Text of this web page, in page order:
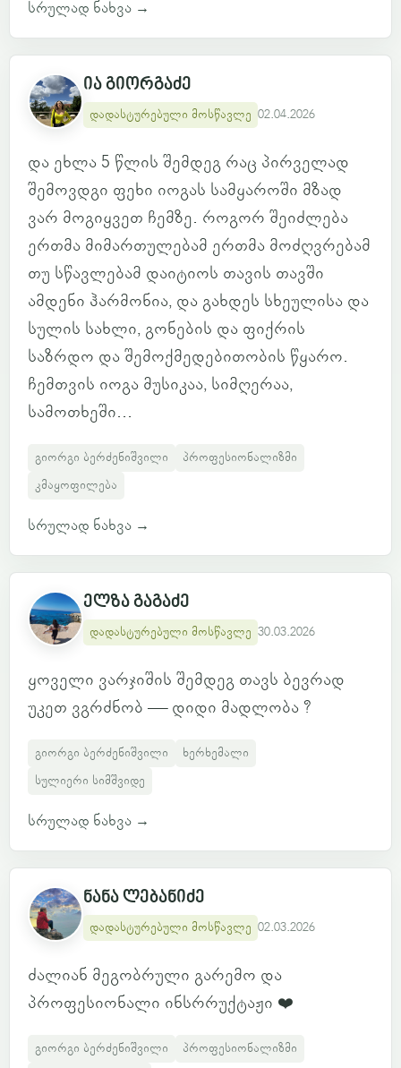
სრულად ნახვა →
ია გიორგაძე
დადასტურებული მოსწავლე 02.04.2026
და ეხლა 5 წლის შემდეგ რაც პირველად
შემოვდგი ფეხი იოგას სამყაროში მზად
ვარ მოგიყვეთ ჩემზე. როგორ შეიძლება
ერთმა მიმართულებამ ერთმა მოძღვრებამ
თუ სწავლებამ დაიტიოს თავის თავში
ამდენი ჰარმონია, და გახდეს სხეულისა და
სულის სახლი, გონების და ფიქრის
საზრდო და შემოქმედებითობის წყარო.
ჩემთვის იოგა მუსიკაა, სიმღერაა,
სამოთხეში...
გიორგი ბერძენიშვილი
პროფესიონალიზმი
კმაყოფილება
სრულად ნახვა →
ელზა გაგაძე
დადასტურებული მოსწავლე 30.03.2026
ყოველი ვარჯიშის შემდეგ თავს ბევრად
უკეთ ვგრძნობ — დიდი მადლობა ?
გიორგი ბერძენიშვილი
ხერხემალი
სულიერი სიმშვიდე
სრულად ნახვა →
ნანა ლებანიძე
დადასტურებული მოსწავლე 02.03.2026
ძალიან მეგობრული გარემო და
პროფესიონალი ინსრრუქტაჟი ❤️
გიორგი ბერძენიშვილი
პროფესიონალიზმი